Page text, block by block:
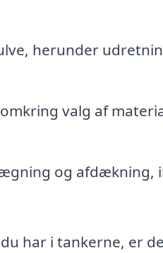
herunder
valg af
og afdækning,
har i tankerne, er